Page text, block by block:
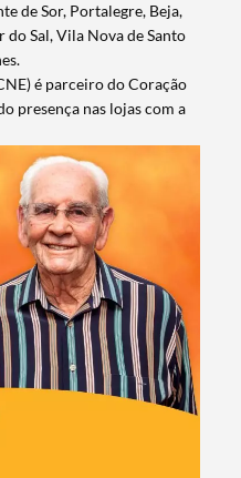
de Sor, Portalegre, Beja,
Sal, Vila Nova de Santo
é parceiro do Coração
presença nas lojas com a